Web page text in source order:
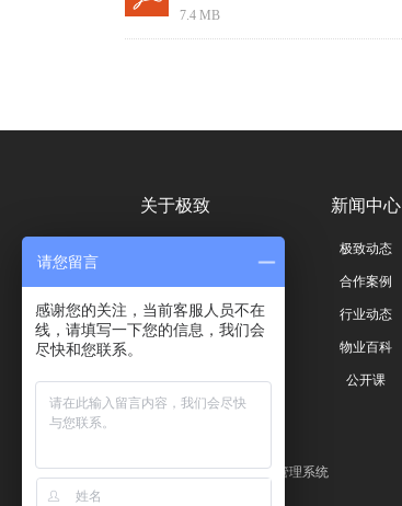
7.4 MB
极致动态
合作案例
行业动态
物业百科
公开课
联系我们
关于极致 新闻中心
友情链接： 物业管理系统
请您留言
感谢您的关注，当前客服人员不在
线，请填写一下您的信息，我们会
尽快和您联系。